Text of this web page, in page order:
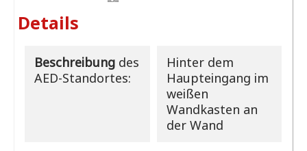
Details
Beschreibungdes
AED-Standortes:
Hinter dem
Haupteingang im
weißen
Wandkasten an
der Wand